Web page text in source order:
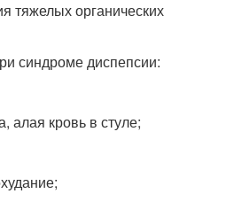
тяжелых органических
синдроме диспепсии:
алая кровь в стуле;